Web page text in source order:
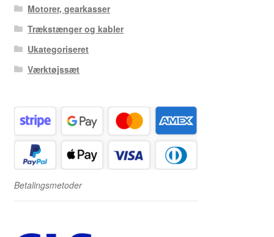
Motorer, gearkasser
Trækstænger og kabler
Ukategoriseret
Værktøjssæt
Betalingsmetoder